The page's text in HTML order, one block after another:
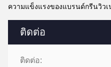
ติดต่อ
ติดต่อ:
ความแข็งแรงของแบรนด์กรีนวิวเ